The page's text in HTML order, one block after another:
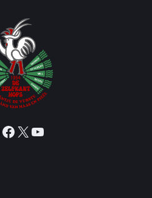
Facebook X YouTube